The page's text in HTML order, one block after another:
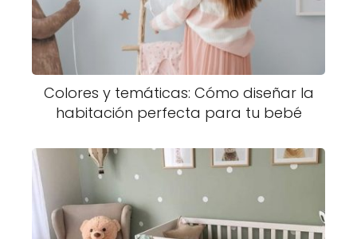
Colores y temáticas: Cómo diseñar la
habitación perfecta para tu bebé